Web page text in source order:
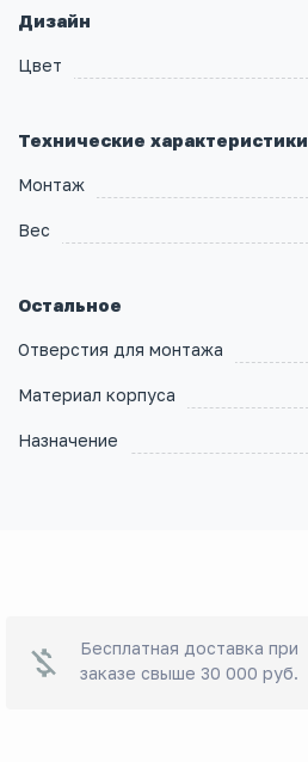
Дизайн
Цвет
Технические характеристики
Монтаж
Вес
Остальное
Отверстия для монтажа
Материал корпуса
Назначение
Бесплатная доставка при
заказе свыше 30 000 руб.